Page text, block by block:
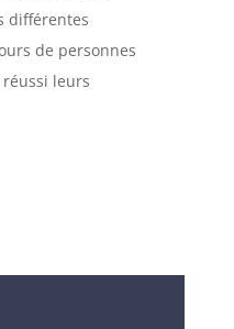
différentes
de personnes
leurs